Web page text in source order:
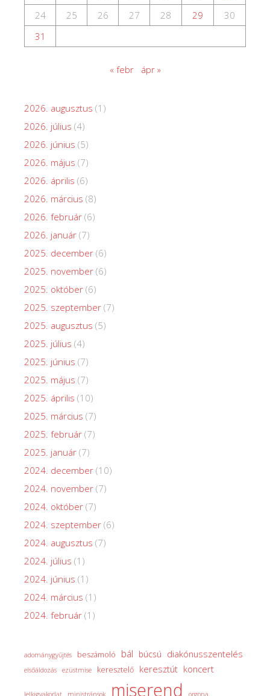
24
25 26 27 28 29
30
31
« febr ápr »
2026. augusztus (1)
2026. július (4)
2026. június (5)
2026. május (7)
2026. április (6)
2026. március (8)
2026. február (6)
2026. január (7)
2025. december (6)
2025. november (6)
2025. október (6)
2025. szeptember (7)
2025. augusztus (5)
2025. július (4)
2025. június (7)
2025. május (7)
2025. április (10)
2025. március (7)
2025. február (7)
2025. január (7)
2024. december (10)
2024. november (7)
2024. október (7)
2024. szeptember (6)
2024. augusztus (7)
2024. július (1)
2024. június (1)
2024. március (1)
2024. február (1)
adománygyűjtés beszámoló bál búcsú diakónusszentelés
elsőáldozás ezüstmise keresztelő keresztút koncert
miserend